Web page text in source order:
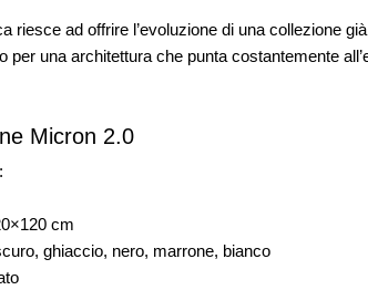
riesce ad offrire l’evoluzione di una collezione
per una architettura che punta costantemente
Micron 2.0
cm
ghiaccio, nero, marrone, bianco